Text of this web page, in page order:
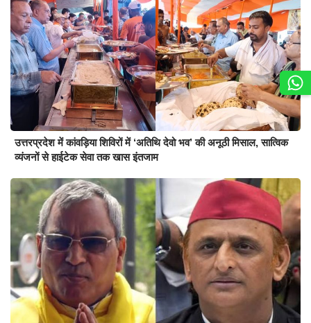
उत्तरप्रदेश में कांवड़िया शिविरों में ‘अतिथि देवो भव’ की अनूठी मिसाल, सात्विक
व्यंजनों से हाईटेक सेवा तक खास इंतजाम